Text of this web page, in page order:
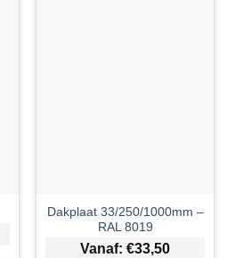
Dakplaat 33/250/1000mm –
RAL 8019
Vanaf: €33,50